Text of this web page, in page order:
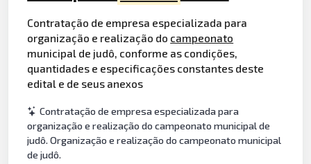
Contratação de empresa especializada para
organização e realização do campeonato
municipal de judô, conforme as condições,
quantidades e especificações constantes deste
edital e de seus anexos
Contratação de empresa especializada para
organização e realização do campeonato municipal de
judô. Organização e realização do campeonato municipal
de judô.